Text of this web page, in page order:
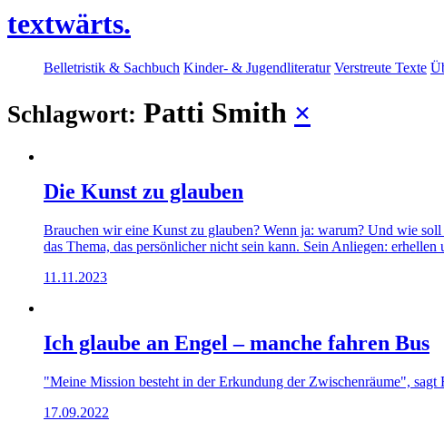
textwärts.
Belletristik & Sachbuch Kinder- & Jugendliteratur Verstreute Texte
Schlagwort: Patti Smith ×
Die Kunst zu glauben
Brauchen wir eine Kunst zu glauben? Wenn ja: warum? Und wie
das Thema, das persönlicher nicht sein kann. Sein Anliegen: erhellen
11.11.2023
Ich glaube an Engel – manche fahren Bus
"Meine Mission besteht in der Erkundung der Zwischenräume",
17.09.2022